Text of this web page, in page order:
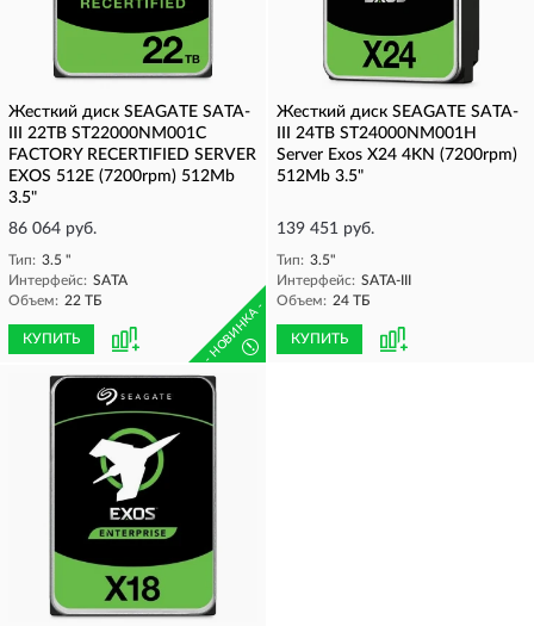
Жесткий диск SEAGATE SATA-
III 22TB ST22000NM001C
FACTORY RECERTIFIED SERVER
EXOS 512E (7200rpm) 512Mb
3.5"
86 064 руб.
Тип: 3.5 "
Интерфейс: SATA
Объем: 22 ТБ
КУПИТЬ - НОВИНКА -
!
Жесткий диск SEAGATE SATA-
III 24TB ST24000NM001H
Server Exos X24 4KN (7200rpm)
512Mb 3.5"
139 451 руб.
Тип: 3.5"
Интерфейс: SATA-III
Объем: 24 ТБ
КУПИТЬ